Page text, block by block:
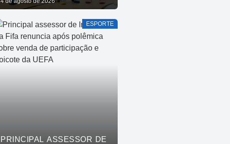
BASQUETE FEMININO
ESPORTE
PRINCIPAL ASSESSOR DE